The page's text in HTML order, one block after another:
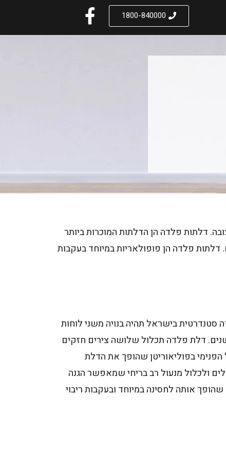
1800-840000
דלתות פלדה הן הדלתות המוכרות ביותר
דלתות פלדה הן פופולאריות במיוחד בעקבות
בישראל תהיה בנויה משני לוחות
דלת פלדה תכלול שלושה צירים חזקים
בפוליאוריטן שהופך את הדלת
ולכלול מנעול רב בריחי שמאפשר הגנה
אותה לחסינה במיוחד ובעקבות ריבוי